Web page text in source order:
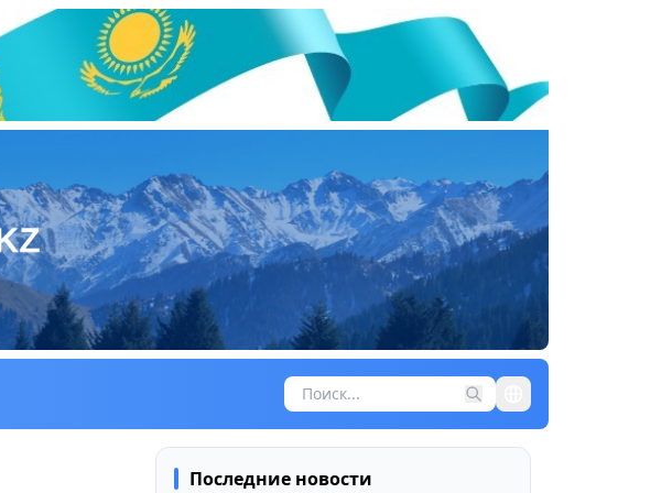
Последние новости